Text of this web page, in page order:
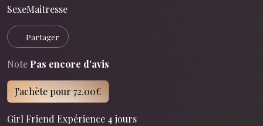
SexeMaitresse
Partager
Note Pas encore d'avis
J'achète pour 72.00€
Girl Friend Expérience 4 jours